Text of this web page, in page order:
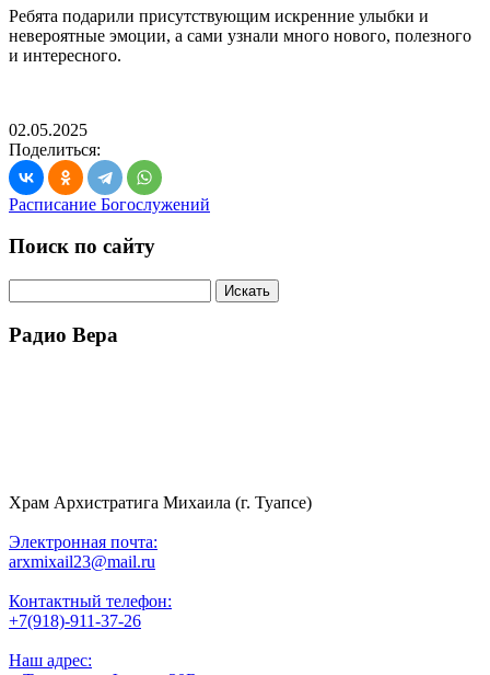
Ребята подарили присутствующим искренние улыбки и
невероятные эмоции, а сами узнали много нового, полезного
и интересного.
02.05.2025
Поделиться:
Расписание Богослужений
Поиск по сайту
Радио Вера
Храм Архистратига Михаила (г. Туапсе)
Электронная почта:
arxmixail23@mail.ru
Контактный телефон:
+7(918)-911-37-26
Наш адрес: